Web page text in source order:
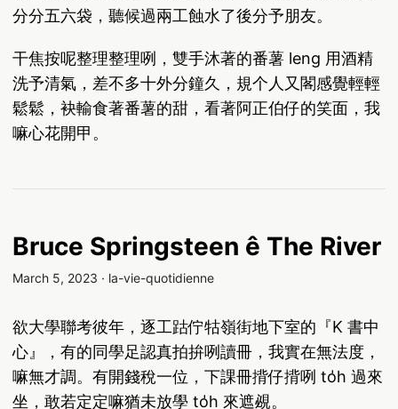
分分五六袋，聽候過兩工蝕水了後分予朋友。
干焦按呢整理整理咧，雙手沐著的番薯 leng 用酒精
洗予清氣，差不多十外分鐘久，規个人又閣感覺輕輕
鬆鬆，袂輸食著番薯的甜，看著阿正伯仔的笑面，我
嘛心花開甲。
Bruce Springsteen ê The River
March 5, 2023 · la-vie-quotidienne
欲大學聯考彼年，逐工跍佇牯嶺街地下室的『K 書中
心』，有的同學足認真拍拚咧讀冊，我實在無法度，
嘛無才調。有開錢稅一位，下課冊揹仔揹咧 to̍h 過來
坐，敢若定定嘛猶未放學 to̍h 來遮覕。